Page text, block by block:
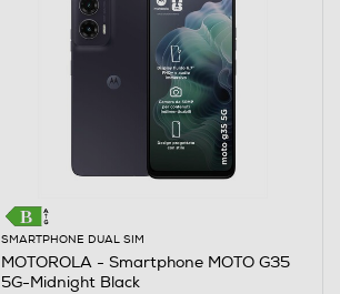
SMARTPHONE DUAL SIM
MOTOROLA - Smartphone MOTO G35
5G-Midnight Black